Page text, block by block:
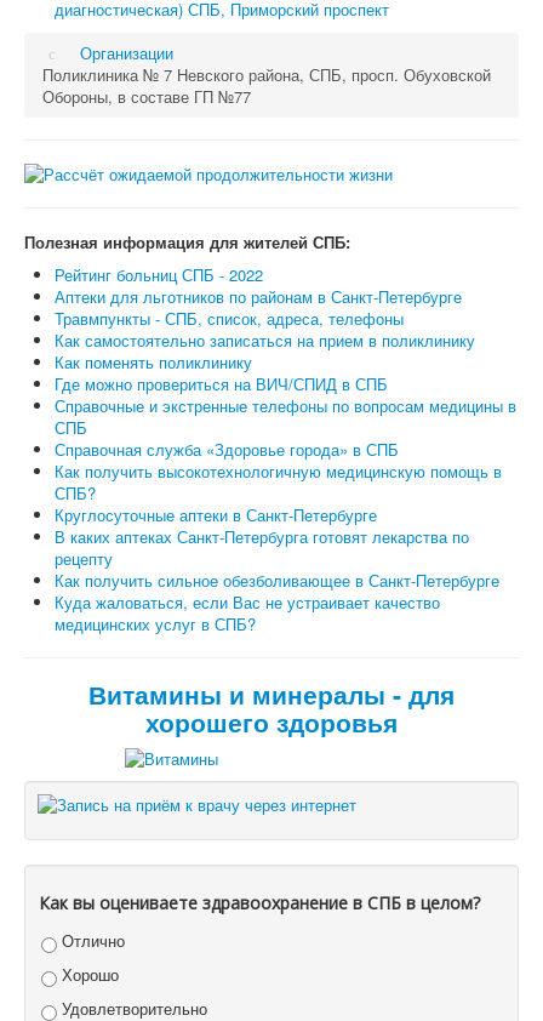
диагностическая) СПБ, Приморский проспект
Организации
Поликлиника № 7 Невского района, СПБ, просп. Обуховской
Обороны, в составе ГП №77
Полезная информация для жителей СПБ:
Рейтинг больниц СПБ - 2022
Аптеки для льготников по районам в Санкт-Петербурге
Травмпункты - СПБ, список, адреса, телефоны
Как самостоятельно записаться на прием в поликлинику
Как поменять поликлинику
Где можно провериться на ВИЧ/СПИД в СПБ
Справочные и экстренные телефоны по вопросам медицины в
СПБ
Справочная служба «Здоровье города» в СПБ
Как получить высокотехнологичную медицинскую помощь в
СПБ?
Круглосуточные аптеки в Санкт-Петербурге
В каких аптеках Санкт-Петербурга готовят лекарства по
рецепту
Как получить сильное обезболивающее в Санкт-Петербурге
Куда жаловаться, если Вас не устраивает качество
медицинских услуг в СПБ?
Витамины и минералы - для
хорошего здоровья
Как вы оцениваете здравоохранение в СПБ в целом?
Отлично
Хорошо
Удовлетворительно